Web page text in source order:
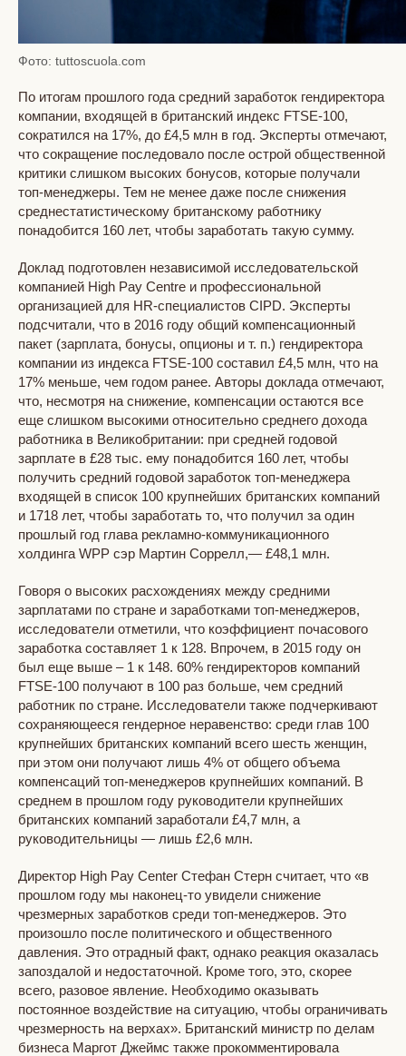
Фото: tuttoscuola.com
По итогам прошлого года средний заработок гендиректора
компании, входящей в британский индекс FTSE-100,
сократился на 17%, до £4,5 млн в год. Эксперты отмечают,
что сокращение последовало после острой общественной
критики слишком высоких бонусов, которые получали
топ-менеджеры. Тем не менее даже после снижения
среднестатистическому британскому работнику
понадобится 160 лет, чтобы заработать такую сумму.
Доклад подготовлен независимой исследовательской
компанией High Pay Centre и профессиональной
организацией для HR-специалистов CIPD. Эксперты
подсчитали, что в 2016 году общий компенсационный
пакет (зарплата, бонусы, опционы и т. п.) гендиректора
компании из индекса FTSE-100 составил £4,5 млн, что на
17% меньше, чем годом ранее. Авторы доклада отмечают,
что, несмотря на снижение, компенсации остаются все
еще слишком высокими относительно среднего дохода
работника в Великобритании: при средней годовой
зарплате в £28 тыс. ему понадобится 160 лет, чтобы
получить средний годовой заработок топ-менеджера
входящей в список 100 крупнейших британских компаний
и 1718 лет, чтобы заработать то, что получил за один
прошлый год глава рекламно-коммуникационного
холдинга WPP сэр Мартин Соррелл,— £48,1 млн.
Говоря о высоких расхождениях между средними
зарплатами по стране и заработками топ-менеджеров,
исследователи отметили, что коэффициент почасового
заработка составляет 1 к 128. Впрочем, в 2015 году он
был еще выше – 1 к 148. 60% гендиректоров компаний
FTSE-100 получают в 100 раз больше, чем средний
работник по стране. Исследователи также подчеркивают
сохраняющееся гендерное неравенство: среди глав 100
крупнейших британских компаний всего шесть женщин,
при этом они получают лишь 4% от общего объема
компенсаций топ-менеджеров крупнейших компаний. В
среднем в прошлом году руководители крупнейших
британских компаний заработали £4,7 млн, а
руководительницы — лишь £2,6 млн.
Директор High Pay Center Стефан Стерн считает, что «в
прошлом году мы наконец-то увидели снижение
чрезмерных заработков среди топ-менеджеров. Это
произошло после политического и общественного
давления. Это отрадный факт, однако реакция оказалась
запоздалой и недостаточной. Кроме того, это, скорее
всего, разовое явление. Необходимо оказывать
постоянное воздействие на ситуацию, чтобы ограничивать
чрезмерность на верхах». Британский министр по делам
бизнеса Маргот Джеймс также прокомментировала